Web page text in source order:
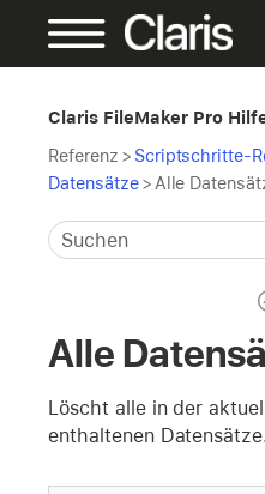
Claris FileMaker Pro
Referenz > Scriptschritte-
Datensätze> Alle
Alle
Löscht alle in der
enthaltenen